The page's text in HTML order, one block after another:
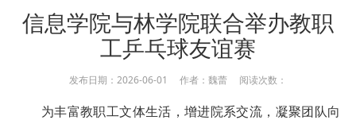
信息学院与林学院联合举办教职
工乒乓球友谊赛
发布日期：2026-06-01 作者：魏蕾 阅读次数：
为丰富教职工文体生活，增进院系交流，凝聚团队向